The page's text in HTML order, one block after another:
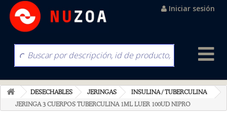
Iniciar sesión
DESECHABLES JERINGAS
INSULINA / TUBERCULINA
JERINGA 3 CUERPOS TUBERCULINA 1ML LUER 100UD NIPRO